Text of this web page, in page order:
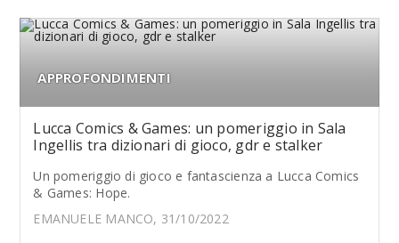
APPROFONDIMENTI
Lucca Comics & Games: un pomeriggio in Sala
Ingellis tra dizionari di gioco, gdr e stalker
Un pomeriggio di gioco e fantascienza a Lucca Comics
& Games: Hope.
EMANUELE MANCO, 31/10/2022